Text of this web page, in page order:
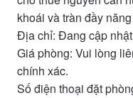
khoái và tràn đầy
Địa chỉ: Đang cập nhật
Giá phòng: Vui lòng
chính xác.
Số điện thoại đặt